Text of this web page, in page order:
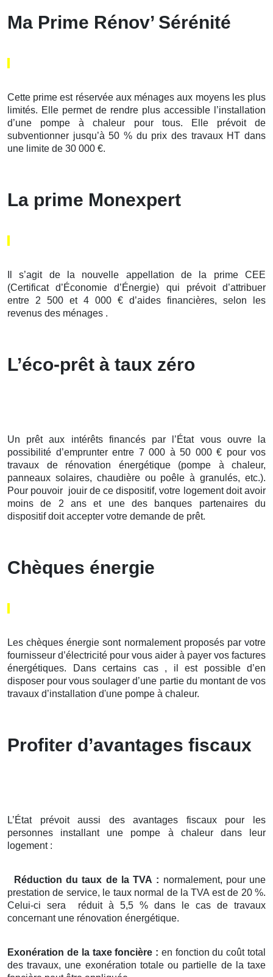
Ma Prime Rénov’ Sérénité
Cette prime est réservée aux ménages aux moyens les plus
limités. Elle permet de rendre plus accessible l’installation
d’une pompe à chaleur pour tous. Elle prévoit de
subventionner jusqu’à 50 % du prix des travaux HT dans
une limite de 30 000 €.
La prime Monexpert
Il s’agit de la nouvelle appellation de la prime CEE
(Certificat d’Économie d’Énergie) qui prévoit d’attribuer
entre 2 500 et 4 000 € d’aides financières, selon les
revenus des ménages .
L’éco-prêt à taux zéro
Un prêt aux intérêts financés par l’État vous ouvre la
possibilité d’emprunter entre 7 000 à 50 000 € pour vos
travaux de rénovation énergétique (pompe à chaleur,
panneaux solaires, chaudière ou poêle à granulés, etc.).
Pour pouvoir jouir de ce dispositif, votre logement doit avoir
moins de 2 ans et une des banques partenaires du
dispositif doit accepter votre demande de prêt.
Chèques énergie
Les chèques énergie sont normalement proposés par votre
fournisseur d’électricité pour vous aider à payer vos factures
énergétiques. Dans certains cas , il est possible d’en
disposer pour vous soulager d’une partie du montant de vos
travaux d’installation d'une pompe à chaleur.
Profiter d’avantages fiscaux
L’État prévoit aussi des avantages fiscaux pour les
personnes installant une pompe à chaleur dans leur
logement :
Réduction du taux de la TVA : normalement, pour une
prestation de service, le taux normal de la TVA est de 20 %.
Celui-ci sera réduit à 5,5 % dans le cas de travaux
concernant une rénovation énergétique.
Exonération de la taxe foncière : en fonction du coût total
des travaux, une exonération totale ou partielle de la taxe